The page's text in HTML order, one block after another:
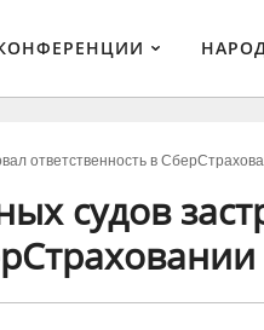
ответственность в
судов